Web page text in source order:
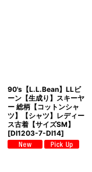
90's【L.L.Bean】LLビ
ーン【生成り】スキーヤ
ー 総柄【コットンシャ
ツ】【シャツ】レディー
ス古着【サイズSM】
[DI1203-7-DI14]